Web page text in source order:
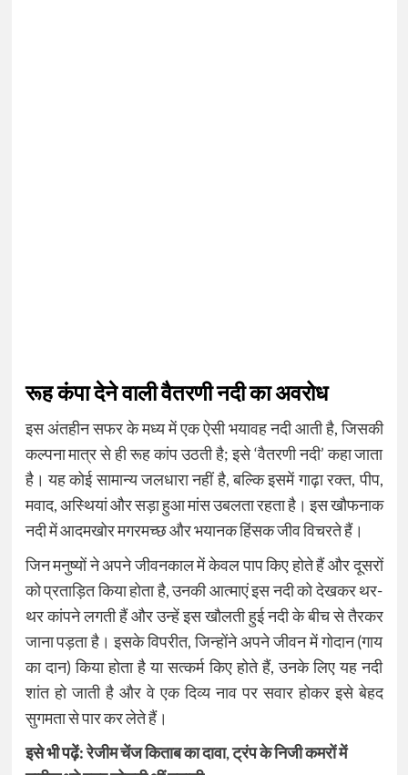
रूह कंपा देने वाली वैतरणी नदी का अवरोध
इस अंतहीन सफर के मध्य में एक ऐसी भयावह नदी आती है, जिसकी
कल्पना मात्र से ही रूह कांप उठती है; इसे ‘वैतरणी नदी’ कहा जाता
है। यह कोई सामान्य जलधारा नहीं है, बल्कि इसमें गाढ़ा रक्त, पीप,
मवाद, अस्थियां और सड़ा हुआ मांस उबलता रहता है। इस खौफनाक
नदी में आदमखोर मगरमच्छ और भयानक हिंसक जीव विचरते हैं।
जिन मनुष्यों ने अपने जीवनकाल में केवल पाप किए होते हैं और दूसरों
को प्रताड़ित किया होता है, उनकी आत्माएं इस नदी को देखकर थर-
थर कांपने लगती हैं और उन्हें इस खौलती हुई नदी के बीच से तैरकर
जाना पड़ता है। इसके विपरीत, जिन्होंने अपने जीवन में गोदान (गाय
का दान) किया होता है या सत्कर्म किए होते हैं, उनके लिए यह नदी
शांत हो जाती है और वे एक दिव्य नाव पर सवार होकर इसे बेहद
सुगमता से पार कर लेते हैं।
इसे भी पढ़ें:रेजीम चेंज किताब का दावा, ट्रंप के निजी कमरों में